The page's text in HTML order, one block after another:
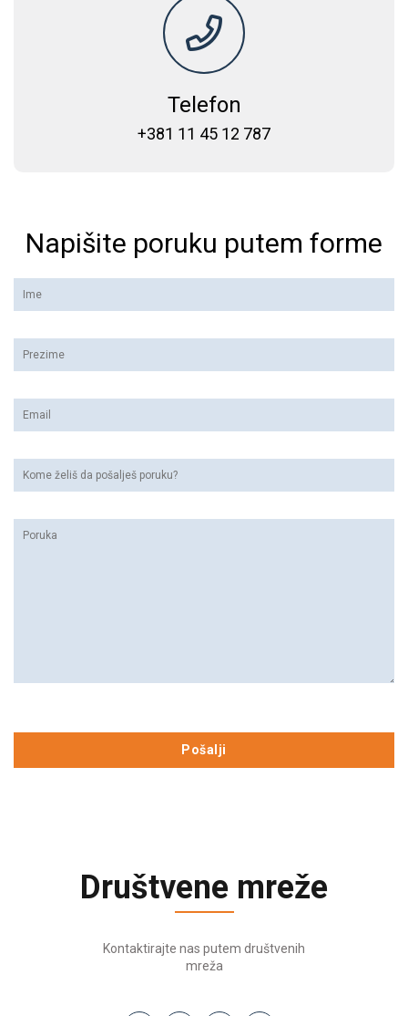
Telefon
+381 11 45 12 787
Napišite poruku putem forme
Društvene mreže
Kontaktirajte nas putem društvenih
mreža